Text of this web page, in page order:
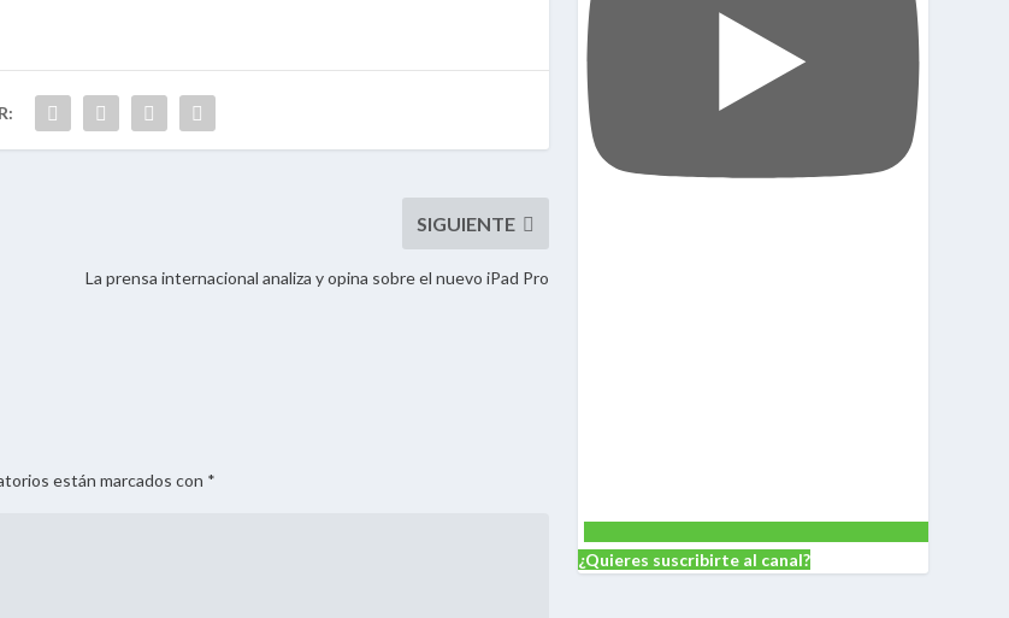
La prensa internacional analiza y opina sobre el nuevo iPad Pro
están marcados con *
¿Quieres suscribirte al canal?